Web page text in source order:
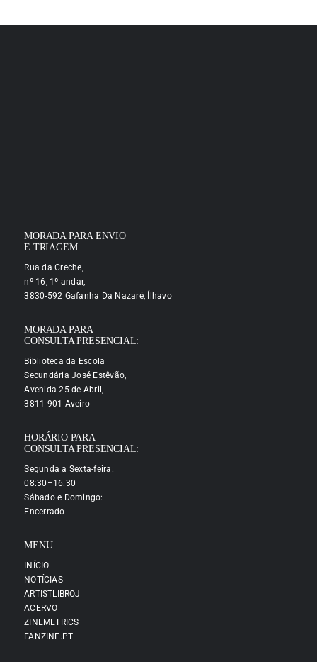
MORADA PARA ENVIO
E TRIAGEM:
Rua da Creche,
nº 16, 1º andar,
3830-592 Gafanha Da Nazaré, Ílhavo
MORADA PARA
CONSULTA PRESENCIAL:
Biblioteca da Escola
Secundária José Estêvão,
Avenida 25 de Abril,
3811-901 Aveiro
HORÁRIO PARA
CONSULTA PRESENCIAL:
Segunda a Sexta-feira:
08:30–16:30
Sábado e Domingo:
Encerrado
MENU:
INÍCIO
NOTÍCIAS
ARTISTLIBROJ
ACERVO
ZINEMETRICS
FANZINE.PT